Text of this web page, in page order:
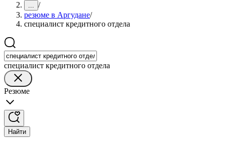
... /
резюме в Аргудане/
специалист кредитного отдела
специалист кредитного отдела
Резюме
Найти